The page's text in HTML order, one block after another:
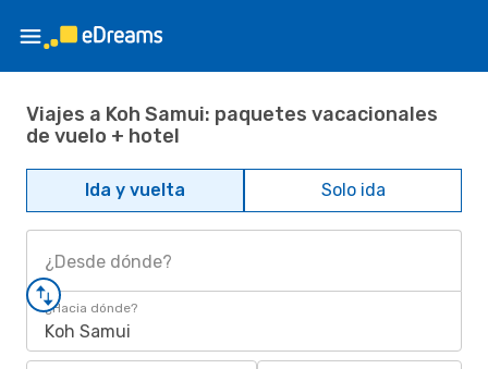
Viajes a Koh Samui: paquetes vacacionales
de vuelo + hotel
Ida y vuelta Solo ida
¿Desde dónde?
¿Hacia dónde?
Koh Samui